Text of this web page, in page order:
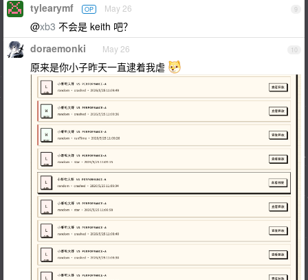
9
tylearymf OP May 26
@xb3 不会是 keith 吧？
10
doraemonki May 26
原来是你小子昨天一直逮着我虐